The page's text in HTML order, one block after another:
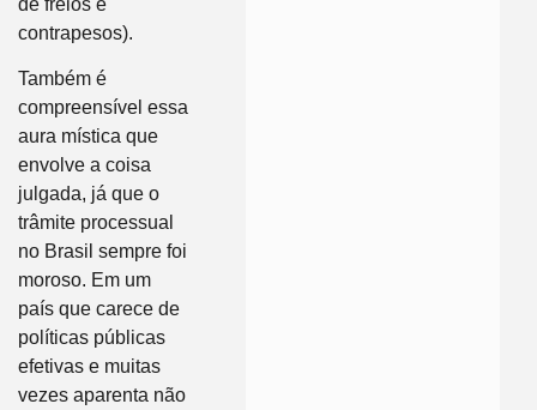
contrapesos).
Também é
compreensível essa
aura mística que
envolve a coisa
julgada, já que o
trâmite processual
no Brasil sempre foi
moroso. Em um
país que carece de
políticas públicas
efetivas e muitas
vezes aparenta não